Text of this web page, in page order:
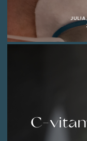
C-